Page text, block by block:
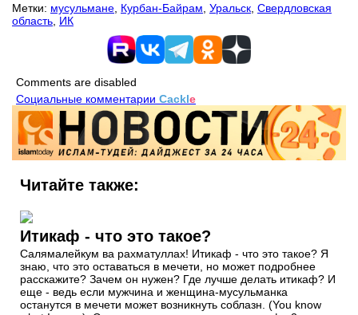
Метки: мусульмане Курбан-Байрам Уральск Свердловская
область ИК
Comments are disabled
Социальные комментарии Cackle
Читайте также:
Итикаф - что это такое?
Салямалейкум ва рахматуллах! Итикаф - что это такое? Я
знаю, что это оставаться в мечети, но может подробнее
расскажите? Зачем он нужен? Где лучше делать итикаф? И
еще - ведь если мужчина и женщина-мусульманка
останутся в мечети может возникнуть соблазн. (You know